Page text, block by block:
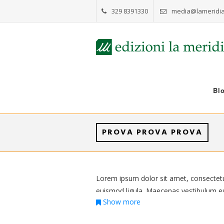
329 8391330
PROVA PROVA PROVA
Lorem ipsum dolor sit amet,
euismod ligula. Maecenas vestibulum
sagittis dui, quis fringilla sapien
Show more